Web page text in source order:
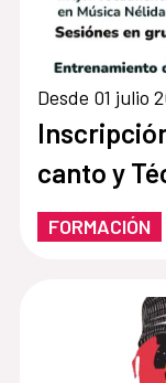
Desde 01 julio
canto y
FORMACIÓN